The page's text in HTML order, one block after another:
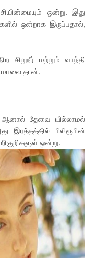
ஒன்று. இது
ஒன்றாக இருப்பதால்,
சிறுநீர் மற்றும் வாந்தி
தான்.
ஆனால் தேவை யில்லாமல்
இரத்தத்தில் பிலிரூபின்
ஒன்று.